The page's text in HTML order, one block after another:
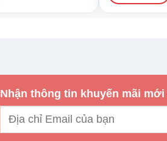
Nhận thông tin khuyến mãi